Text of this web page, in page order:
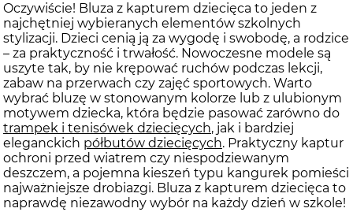
Oczywiście! Bluza z kapturem dziecięca to jeden z
najchętniej wybieranych elementów szkolnych
stylizacji. Dzieci cenią ją za wygodę i swobodę, a rodzice
– za praktyczność i trwałość. Nowoczesne modele są
uszyte tak, by nie krępować ruchów podczas lekcji,
zabaw na przerwach czy zajęć sportowych. Warto
wybrać bluzę w stonowanym kolorze lub z ulubionym
motywem dziecka, która będzie pasować zarówno do
trampek i tenisówek dziecięcych, jak i bardziej
eleganckich półbutów dziecięcych. Praktyczny kaptur
ochroni przed wiatrem czy niespodziewanym
deszczem, a pojemna kieszeń typu kangurek pomieści
najważniejsze drobiazgi. Bluza z kapturem dziecięca to
naprawdę niezawodny wybór na każdy dzień w szkole!